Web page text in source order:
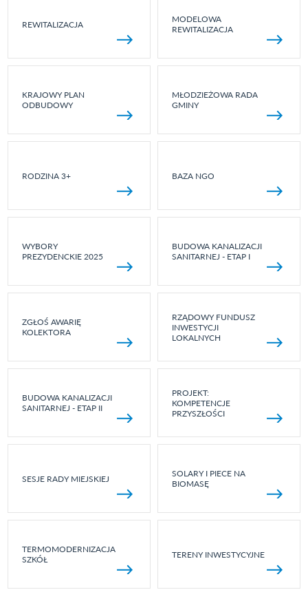
REWITALIZACJA
MODELOWA
REWITALIZACJA
KRAJOWY PLAN
ODBUDOWY
MŁODZIEŻOWA RADA
GMINY
RODZINA 3+ BAZA NGO
WYBORY
PREZYDENCKIE 2025
BUDOWA KANALIZACJI
SANITARNEJ - ETAP I
ZGŁOŚ AWARIĘ
KOLEKTORA
RZĄDOWY FUNDUSZ
INWESTYCJI
LOKALNYCH
BUDOWA KANALIZACJI
SANITARNEJ - ETAP II
PROJEKT:
KOMPETENCJE
PRZYSZŁOŚCI
SESJE RADY MIEJSKIEJ
SOLARY I PIECE NA
BIOMASĘ
TERMOMODERNIZACJA
SZKÓŁ
TERENY INWESTYCYJNE